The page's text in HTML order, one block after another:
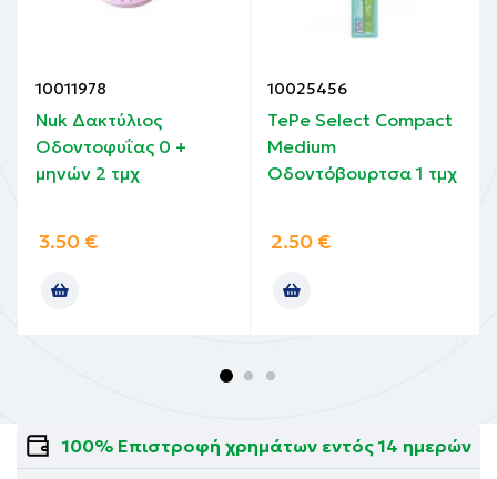
10011978
Nuk Δακτύλιος
Οδοντοφυΐας 0 +
μηνών 2 τμχ
3.50 €
10025456
TePe Select Compact
Medium
Οδοντόβουρτσα 1 τμχ
2.50 €
100% Επιστροφή χρημάτων εντός 14 ημερών